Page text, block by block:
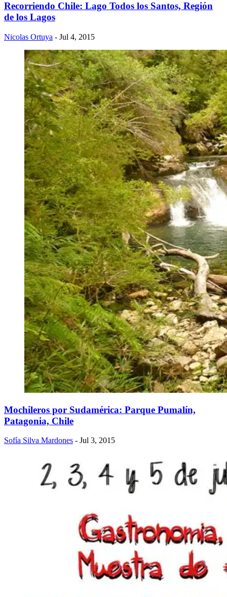
Recorriendo Chile: Lago Todos los Santos, Región
de los Lagos
Nicolas Ortuya - Jul 4, 2015
Mochileros por Sudamérica: Parque Pumalín,
Patagonia, Chile
Sofía Silva Mardones - Jul 3, 2015